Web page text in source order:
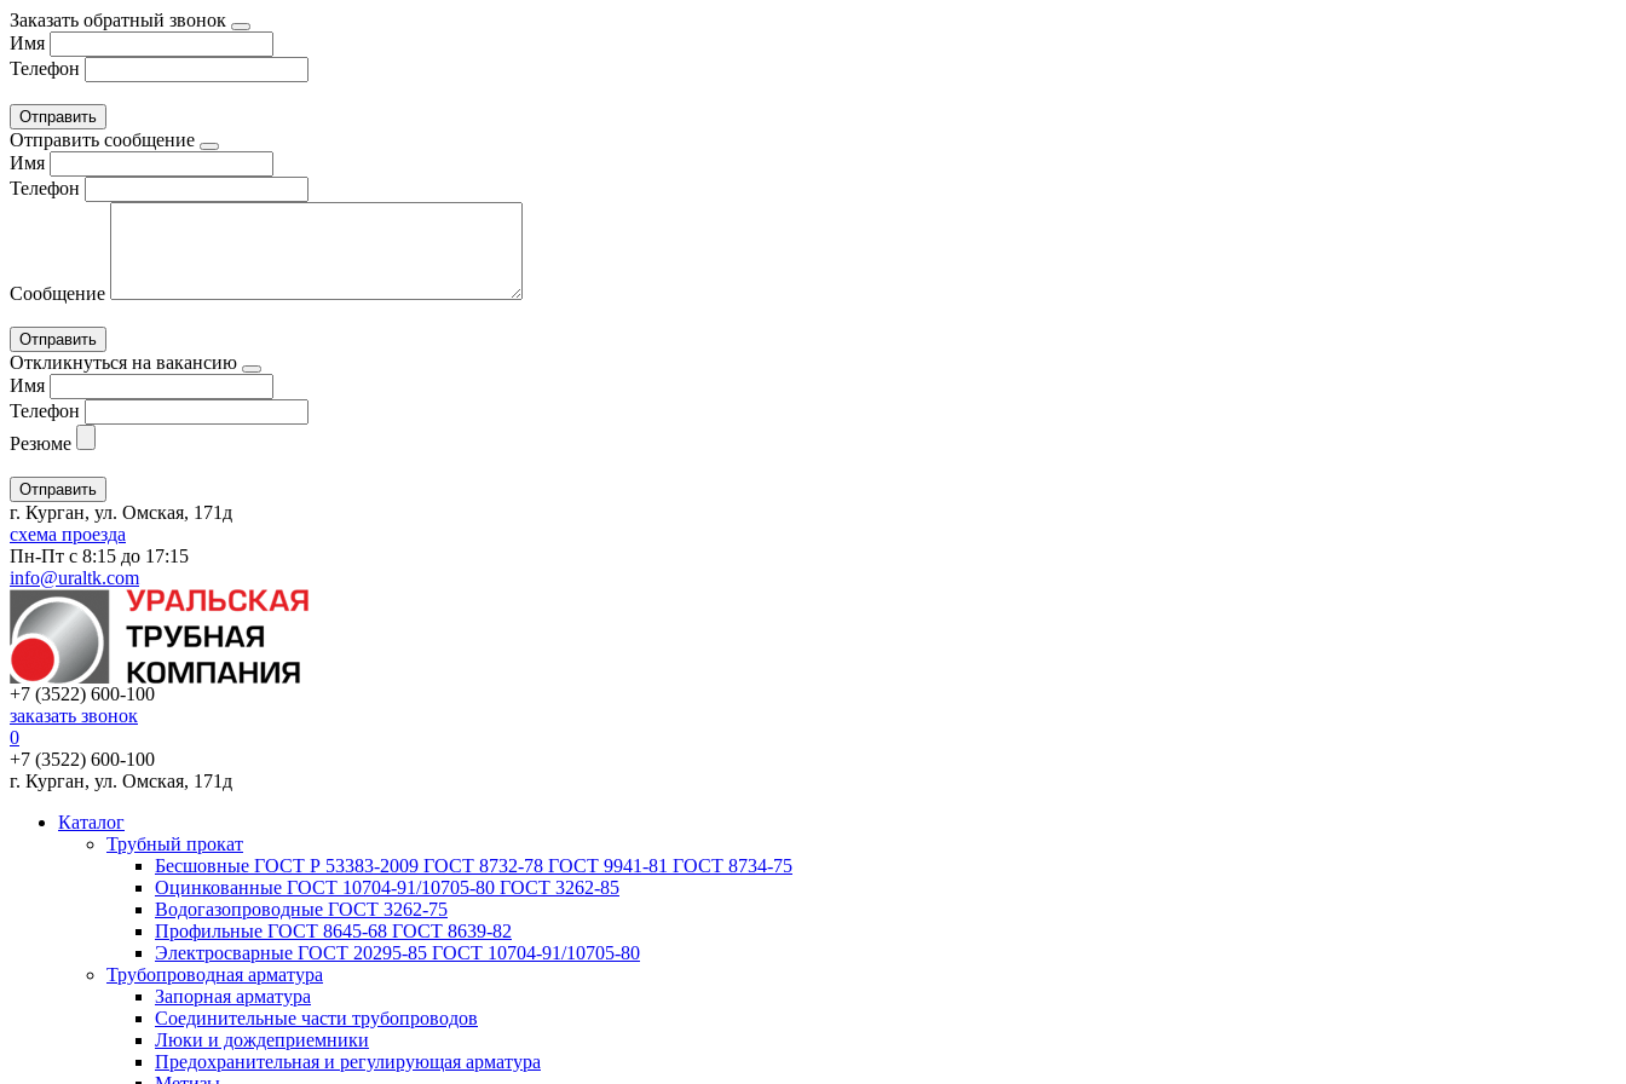
Заказать обратный звонок
Имя
Телефон
Отправить сообщение
Имя
Телефон
Сообщение
Откликнуться на вакансию
Имя
Телефон
Резюме
г. Курган, ул. Омская, 171д
схема проезда
Пн-Пт с 8:15 до 17:15
info@uraltk.com
+7 (3522) 600-100
заказать звонок
0
+7 (3522) 600-100
г. Курган, ул. Омская, 171д
Каталог
Трубный прокат
Беcшовные ГОСТ Р 53383-2009 ГОСТ 8732-78 ГОСТ 9941-81 ГОСТ 8734-75
Оцинкованные ГОСТ 10704-91/10705-80 ГОСТ 3262-85
Водогазопроводные ГОСТ 3262-75
Профильные ГОСТ 8645-68 ГОСТ 8639-82
Электросварные ГОСТ 20295-85 ГОСТ 10704-91/10705-80
Трубопроводная арматура
Запорная арматура
Соединительные части трубопроводов
Люки и дождеприемники
Предохранительная и регулирующая арматура